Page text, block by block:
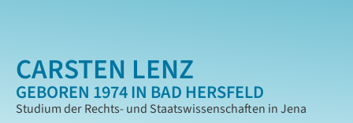
CARSTEN LENZ
GEBOREN 1974 IN BAD HERSFELD
Studium der Rechts- und Staatswissenschaften in Jena